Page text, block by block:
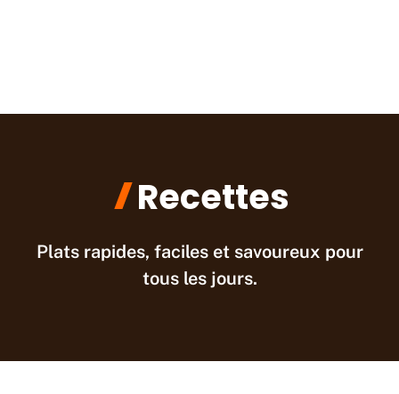
Recettes
Plats rapides, faciles et savoureux pour
tous les jours.